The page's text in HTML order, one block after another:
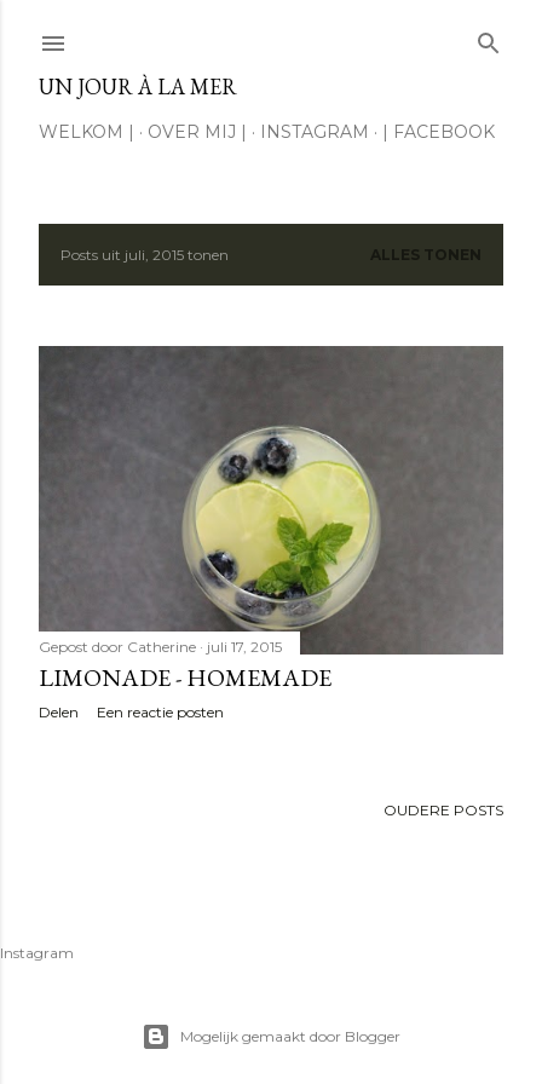
UN JOUR À LA MER
WELKOM | OVER MIJ | INSTAGRAM | FACEBOOK
PPosts uit juli, 2015 tonen ALLES TONEN
Gepost door Catherine juli 17, 2015
LIMONADE - HOMEMADE
Delen Een reactie posten
OUDERE POSTS
Instagram
Mogelijk gemaakt door Blogger